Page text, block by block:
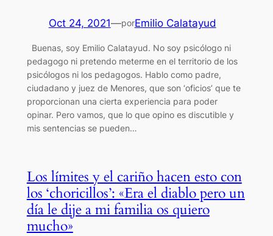
Oct 24, 2021—porEmilio Calatayud
Buenas, soy Emilio Calatayud. No soy psicólogo ni
pedagogo ni pretendo meterme en el territorio de los
psicólogos ni los pedagogos. Hablo como padre,
ciudadano y juez de Menores, que son ‘oficios’ que te
proporcionan una cierta experiencia para poder
opinar. Pero vamos, que lo que opino es discutible y
mis sentencias se pueden…
Los límites y el cariño hacen esto con
los ‘choricillos’: «Era el diablo pero un
día le dije a mi familia os quiero
mucho»